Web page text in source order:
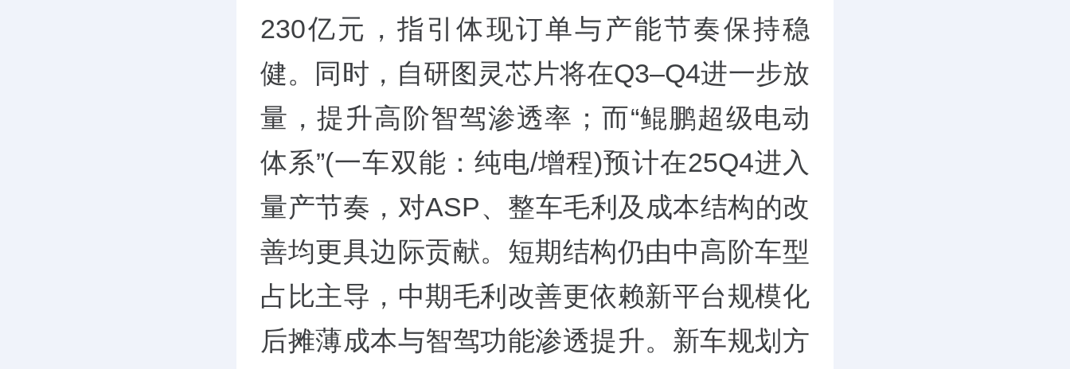
230亿元，指引体现订单与产能节奏保持稳
健。同时，自研图灵芯片将在Q3–Q4进一步放
量，提升高阶智驾渗透率；而“鲲鹏超级电动
体系”(一车双能：纯电/增程)预计在25Q4进入
量产节奏，对ASP、整车毛利及成本结构的改
善均更具边际贡献。短期结构仍由中高阶车型
占比主导，中期毛利改善更依赖新平台规模化
后摊薄成本与智驾功能渗透提升。新车规划方